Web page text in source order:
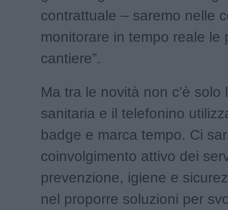
contrattuale – saremo nelle
monitorare in tempo reale le
cantiere”.
Ma tra le novità non c’è solo
sanitaria e il telefonino
badge e marca tempo. Ci
coinvolgimento attivo dei
prevenzione, igiene e
nel proporre soluzioni per